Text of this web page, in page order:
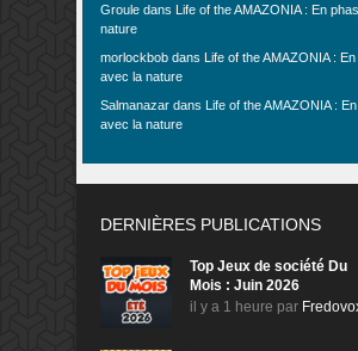
Groule dans Life of the AMAZONIA : En
nature
morlockbob dans Life of the AMAZONIA :
avec la nature
Salmanazar dans Life of the AMAZONIA :
avec la nature
DERNIÈRES PUBLICATIONS
Top Jeux de société Du
Mois : Juin 2026
il y a 1 heure par